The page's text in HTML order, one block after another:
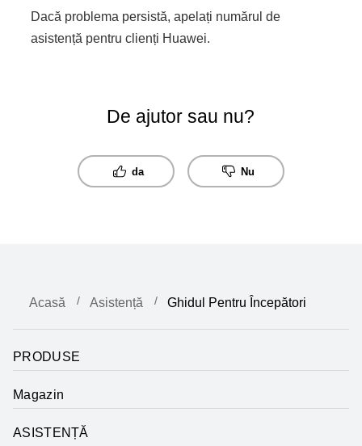
Dacă problema persistă, apelați numărul de
asistență pentru clienți Huawei.
De ajutor sau nu?
da Nu
Acasă Asistență Ghidul Pentru Începători
PRODUSE
Magazin
ASISTENȚĂ